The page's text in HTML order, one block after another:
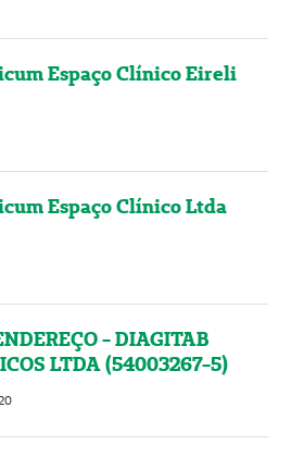
Espaço Clínico Eireli
Espaço Clínico Ltda
- DIAGITAB
LTDA (54003267-5)